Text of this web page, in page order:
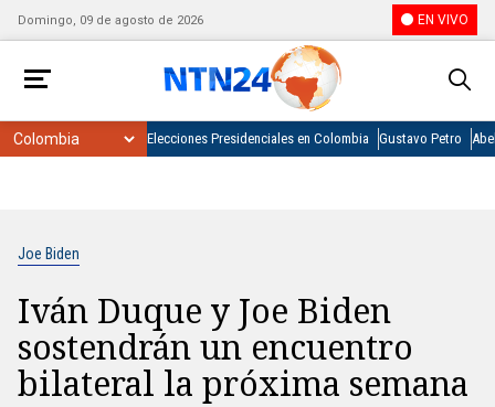
Domingo, 09 de agosto de 2026 EN VIVO
Elecciones Presidenciales en Colombia Gustavo Petro
Joe Biden
Iván Duque y Joe Biden
sostendrán un encuentro
bilateral la próxima semana